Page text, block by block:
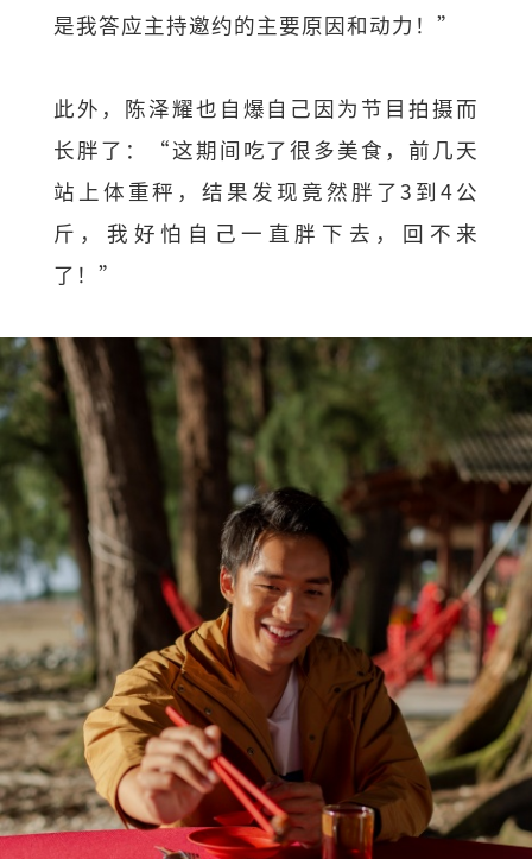
是我答应主持邀约的主要原因和动力！”
此外，陈泽耀也自爆自己因为节目拍摄而
长胖了：“这期间吃了很多美食，前几天
站上体重秤，结果发现竟然胖了3到4公
斤，我好怕自己一直胖下去，回不来
了！”